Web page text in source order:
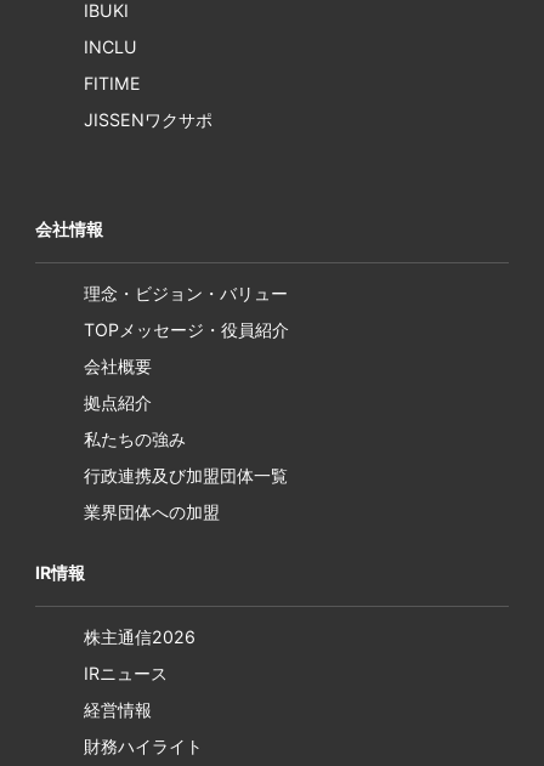
IBUKI
INCLU
FITIME
JISSENワクサポ
会社情報
理念・ビジョン・バリュー
TOPメッセージ・役員紹介
会社概要
拠点紹介
私たちの強み
行政連携及び加盟団体一覧
業界団体への加盟
IR情報
株主通信2026
IRニュース
経営情報
財務ハイライト